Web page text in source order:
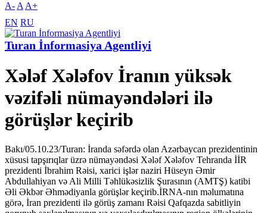
A- A A+
EN RU
Turan İnformasiya Agentliyi
Xələf Xələfov İranın yüksək
vəzifəli nümayəndələri ilə
görüşlər keçirib
Bakı/05.10.23/Turan: İranda səfərdə olan Azərbaycan prezidentinin
xüsusi tapşırıqlar üzrə nümayəndəsi Xələf Xələfov Tehranda İİR
prezidenti İbrahim Rəisi, xarici işlər naziri Hüseyn Əmir
Abdullahiyan və Ali Milli Təhlükəsizlik Şurasının (AMTŞ) katibi
Əli Əkbər Əhmədiyanla görüşlər keçirib.İRNA-nın məlumatına
görə, İran prezidenti ilə görüş zamanı Rəisi Qafqazda sabitliyin